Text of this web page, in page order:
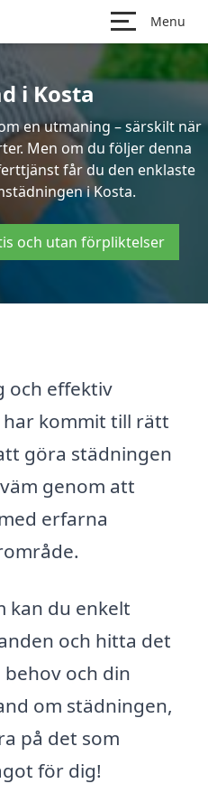
Menu
i Kosta
en utmaning – särskilt när
Men om du följer denna
får du den enklaste
i Kosta.
och utan förpliktelser
och effektiv
har kommit till rätt
göra städningen
genom att
erfarna
kan du enkelt
och hitta det
och din
om städningen,
på det som
för dig!